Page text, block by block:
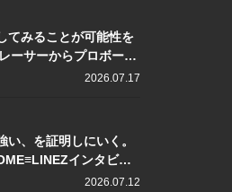
てみることが可能性を
ーサーからプロボート
。上田龍星が体現する
2026.07.17
い、を証明しにいく。
インタビュ
2026.07.12